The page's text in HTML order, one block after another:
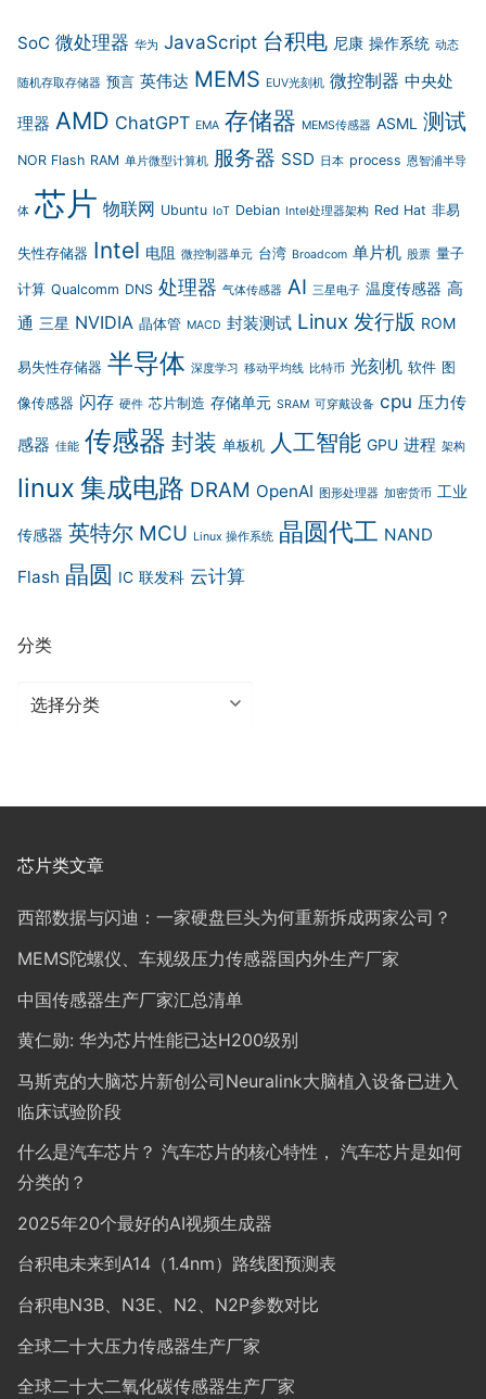
SoC 微处理器 华为 JavaScript 台积电 尼康 操作系统 动态
随机存取存储器 预言 英伟达 MEMS EUV光刻机 微控制器 中央处
理器 AMD ChatGPT EMA 存储器 MEMS传感器 ASML 测试
NOR Flash RAM 单片微型计算机 服务器 SSD 日本 process 恩智浦半导
体 芯片 物联网 Ubuntu IoT Debian Intel处理器架构 Red Hat 非易
失性存储器 Intel 电阻 微控制器单元 台湾 Broadcom 单片机 股票 量子
计算 Qualcomm DNS 处理器 气体传感器 AI 三星电子 温度传感器 高
通 三星 NVIDIA 晶体管 MACD 封装测试 Linux 发行版 ROM
易失性存储器 半导体 深度学习 移动平均线 比特币 光刻机 软件 图
像传感器 闪存 硬件 芯片制造 存储单元 SRAM 可穿戴设备 cpu 压力传
感器 佳能 传感器 封装 单板机 人工智能 GPU 进程 架构
linux 集成电路 DRAM OpenAI 图形处理器 加密货币 工业
传感器 英特尔 MCU Linux 操作系统 晶圆代工 NAND
Flash 晶圆 IC 联发科 云计算
分类
分
芯片类文章
西部数据与闪迪：一家硬盘巨头为何重新拆成两家公司？
MEMS陀螺仪、车规级压力传感器国内外生产厂家
中国传感器生产厂家汇总清单
黄仁勋: 华为芯片性能已达H200级别
马斯克的大脑芯片新创公司Neuralink大脑植入设备已进入
临床试验阶段
什么是汽车芯片？ 汽车芯片的核心特性， 汽车芯片是如何
分类的？
2025年20个最好的AI视频生成器
台积电未来到A14（1.4nm）路线图预测表
台积电N3B、N3E、N2、N2P参数对比
全球二十大压力传感器生产厂家
全球二十大二氧化碳传感器生产厂家